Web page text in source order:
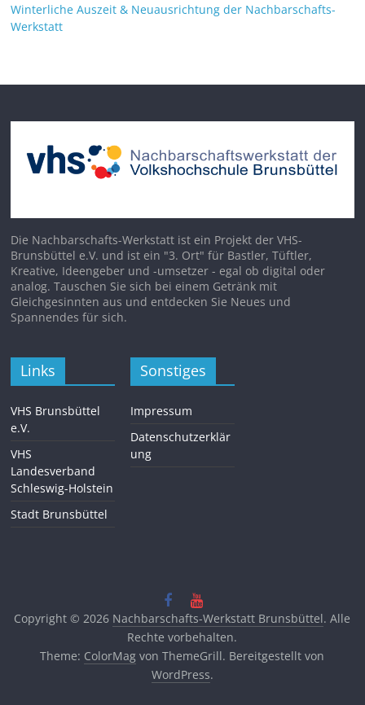
Winterliche Auszeit & Neuausrichtung der Nachbarschafts-
Werkstatt
Die Nachbarschafts-Werkstatt ist ein Projekt der VHS-
Brunsbüttel e.V. und ist ein "3. Ort" für Bastler, Tüftler,
Kreative, Ideengeber und -umsetzer - egal ob digital oder
analog. Tauschen Sie sich bei einem Getränk mit
Gleichgesinnten aus und entdecken Sie Neues und
Spannendes für sich.
Links
VHS Brunsbüttel
e.V.
VHS
Landesverband
Schleswig-Holstein
Stadt Brunsbüttel
Sonstiges
Impressum
Datenschutzerklär
ung
Copyright © 2026 Nachbarschafts-Werkstatt Brunsbüttel. Alle
Rechte vorbehalten.
Theme: ColorMag von ThemeGrill. Bereitgestellt von
WordPress.